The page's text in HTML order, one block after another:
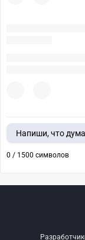
Напиши, что
0 / 1500 символов